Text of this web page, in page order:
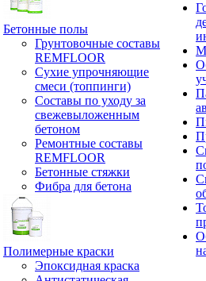
Бетонные полы
Грунтовочные составы
REMFLOOR
Сухие упрочняющие
смеси (топпинги)
Составы по уходу за
свежевыложенным
бетоном
Ремонтные составы
REMFLOOR
Бетонные стяжки
Фибра для бетона
Полимерные краски
Эпоксидная краска